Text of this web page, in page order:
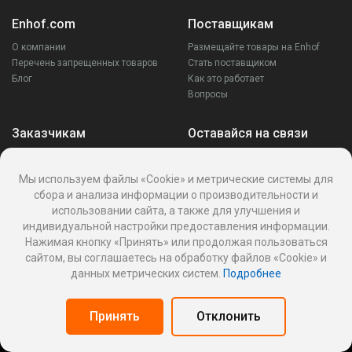
Enhof.com
О компании
Перечень запрещенных товаров
Блог
Поставщикам
Размещайте товары на Enhof
Стать поставщиком
Как это работает
Вопросы
Заказчикам
Написать поставщику
Реквизиты
Оставайся на связи
Политика обработки персональных данных
Оферта пользования информационной платформой
Панель поставщика
© 2026
Мы используем файлы «Cookie» и метрические системы для
сбора и анализа информации о производительности и
использовании сайта, а также для улучшения и
индивидуальной настройки предоставления информации.
Нажимая кнопку «Принять» или продолжая пользоваться
сайтом, вы соглашаетесь на обработку файлов «Cookie» и
данных метрических систем. Подробнее
Принять Отклонить